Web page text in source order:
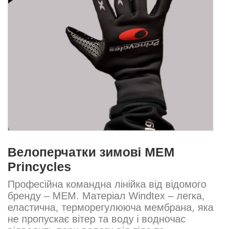
Велоперчатки зимові MEM
Princycles
Професійна командна лінійка від відомого
бренду – MEM. Матеріал Windtex – легка,
еластична, терморегулююча мембрана, яка
не пропускає вітер та воду і водночас